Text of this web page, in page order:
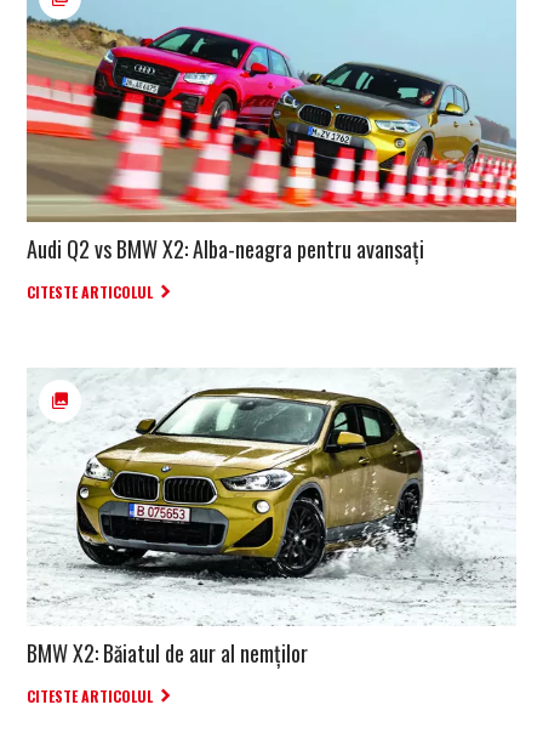
Audi Q2 vs BMW X2: Alba-neagra pentru avansaţi
CITESTE ARTICOLUL
BMW X2: Băiatul de aur al nemţilor
CITESTE ARTICOLUL